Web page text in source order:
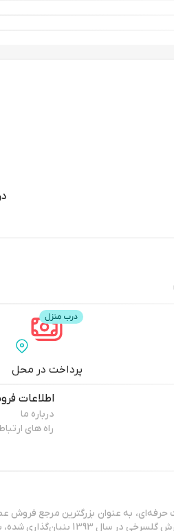
به نفس را به شما هدیه می‌دهد.
در نتیجه، با رایحه‌ای دلنشین،
مچ دست و گردن) و لباس‌های شما
و گلی حس شادابی را ایجاد می‌کنند.
طراحی شیک
پرداخت در محل
اطلاعات
درباره ما
راه های
به عنوان بزرگترین مرجع فروش
شناخته می‌شود. این مجموعه که توسط آقای مهندس آرش گلسرخی در سال 1393